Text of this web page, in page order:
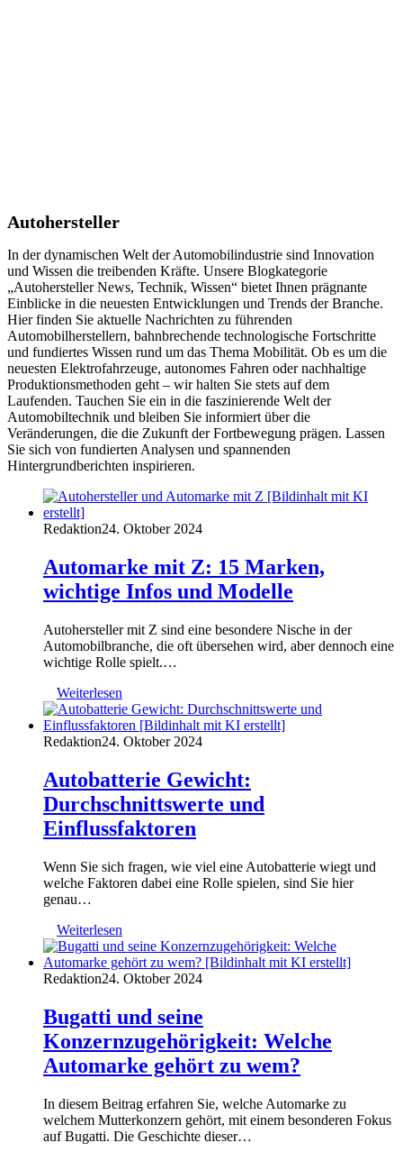
Autohersteller
In der dynamischen Welt der Automobilindustrie sind Innovation
und Wissen die treibenden Kräfte. Unsere Blogkategorie
„Autohersteller News, Technik, Wissen“ bietet Ihnen prägnante
Einblicke in die neuesten Entwicklungen und Trends der Branche.
Hier finden Sie aktuelle Nachrichten zu führenden
Automobilherstellern, bahnbrechende technologische Fortschritte
und fundiertes Wissen rund um das Thema Mobilität. Ob es um die
neuesten Elektrofahrzeuge, autonomes Fahren oder nachhaltige
Produktionsmethoden geht – wir halten Sie stets auf dem
Laufenden. Tauchen Sie ein in die faszinierende Welt der
Automobiltechnik und bleiben Sie informiert über die
Veränderungen, die die Zukunft der Fortbewegung prägen. Lassen
Sie sich von fundierten Analysen und spannenden
Hintergrundberichten inspirieren.
Redaktion24. Oktober 2024
Automarke mit Z: 15 Marken,
wichtige Infos und Modelle
Autohersteller mit Z sind eine besondere Nische in der
Automobilbranche, die oft übersehen wird, aber dennoch eine
wichtige Rolle spielt.…
Weiterlesen
Redaktion24. Oktober 2024
Autobatterie Gewicht:
Durchschnittswerte und
Einflussfaktoren
Wenn Sie sich fragen, wie viel eine Autobatterie wiegt und
welche Faktoren dabei eine Rolle spielen, sind Sie hier
genau…
Weiterlesen
Redaktion24. Oktober 2024
Bugatti und seine
Konzernzugehörigkeit: Welche
Automarke gehört zu wem?
In diesem Beitrag erfahren Sie, welche Automarke zu
welchem Mutterkonzern gehört, mit einem besonderen Fokus
auf Bugatti. Die Geschichte dieser…